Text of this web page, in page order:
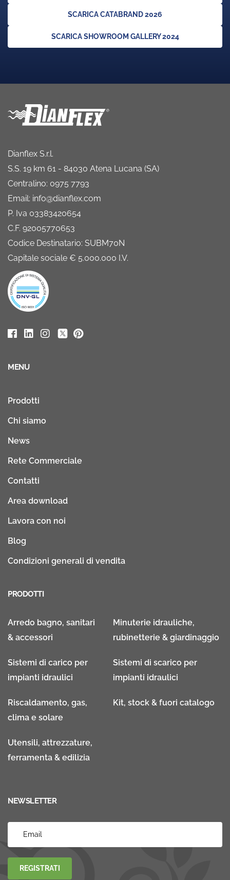
SCARICA CATABRAND 2026
SCARICA SHOWROOM GALLERY 2024
Dianflex S.r.l.
S.S. 19 km 61 - 84030 Atena Lucana (SA)
Centralino: 0975 7793
Email: info@dianflex.com
P. Iva 03383420654
C.F. 92005770653
Codice Destinatario: SUBM70N
Capitale sociale € 5.000.000 I.V.
MENU
Prodotti
Chi siamo
News
Rete Commerciale
Contatti
Area download
Lavora con noi
Blog
Condizioni generali di vendita
PRODOTTI
Arredo bagno, sanitari
& accessori
Minuterie idrauliche,
rubinetterie & giardinaggio
Sistemi di carico per
impianti idraulici
Sistemi di scarico per
impianti idraulici
Riscaldamento, gas,
clima e solare
Kit, stock & fuori catalogo
Utensili, attrezzature,
ferramenta & edilizia
NEWSLETTER
REGISTRATI